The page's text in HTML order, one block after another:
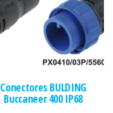
Conectores BULDING
Buccaneer 400 IP68